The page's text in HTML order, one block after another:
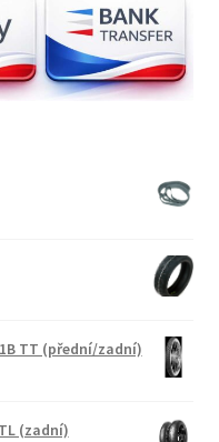
TT (přední/zadní)
(zadní)